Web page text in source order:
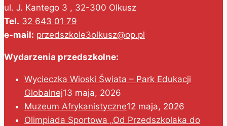
ul. J. Kantego 3 , 32-300 Olkusz
Tel. 32 643 01 79
e-mail: przedszkole3olkusz@op.pl
Wydarzenia przedszkolne:
Wycieczka Wioski Świata – Park Edukacji
Globalnej13 maja, 2026
Muzeum Afrykanistyczne12 maja, 2026
Olimpiada Sportowa „Od Przedszkolaka do